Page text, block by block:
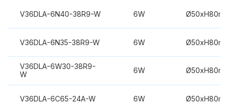
V36DLA-6N40-38R9-W 6W
V36DLA-6N35-38R9-W 6W
V36DLA-6W30-38R9-
W
6W
V36DLA-6C65-24A-W 6W